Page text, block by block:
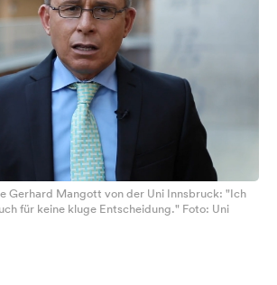
Gerhard Mangott von der Uni Innsbruck: "Ich
für keine kluge Entscheidung." Foto: Uni